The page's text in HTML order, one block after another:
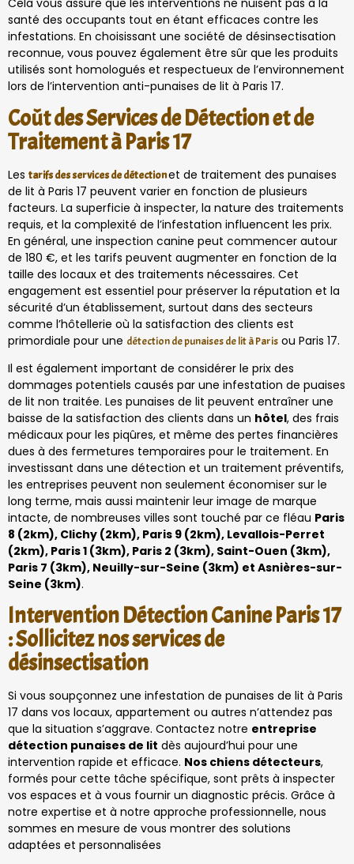
Cela vous assure que les interventions ne nuisent pas à la
santé des occupants tout en étant efficaces contre les
infestations. En choisissant une société de désinsectisation
reconnue, vous pouvez également être sûr que les produits
utilisés sont homologués et respectueux de l’environnement
lors de l’intervention anti-punaises de lit à Paris 17.
Coût des Services de Détection et de
Traitement à Paris 17
Les tarifs des services de détectionet de traitement des punaises
de lit à Paris 17 peuvent varier en fonction de plusieurs
facteurs. La superficie à inspecter, la nature des traitements
requis, et la complexité de l’infestation influencent les prix.
En général, une inspection canine peut commencer autour
de 180 €, et les tarifs peuvent augmenter en fonction de la
taille des locaux et des traitements nécessaires. Cet
engagement est essentiel pour préserver la réputation et la
sécurité d’un établissement, surtout dans des secteurs
comme l’hôtellerie où la satisfaction des clients est
primordiale pour une détection de punaises de lit à Paris ou Paris 17.
Il est également important de considérer le prix des
dommages potentiels causés par une infestation de puaises
de lit non traitée. Les punaises de lit peuvent entraîner une
baisse de la satisfaction des clients dans un hôtel, des frais
médicaux pour les piqûres, et même des pertes financières
dues à des fermetures temporaires pour le traitement. En
investissant dans une détection et un traitement préventifs,
les entreprises peuvent non seulement économiser sur le
long terme, mais aussi maintenir leur image de marque
intacte, de nombreuses villes sont touché par ce fléau Paris
8 (2km), Clichy (2km), Paris 9 (2km), Levallois-Perret
(2km), Paris 1 (3km), Paris 2 (3km), Saint-Ouen (3km),
Paris 7 (3km), Neuilly-sur-Seine (3km) et Asnières-sur-
Seine (3km).
Intervention Détection Canine Paris 17
: Sollicitez nos services de
désinsectisation
Si vous soupçonnez une infestation de punaises de lit à Paris
17 dans vos locaux, appartement ou autres n’attendez pas
que la situation s’aggrave. Contactez notre entreprise
détection punaises de lit dès aujourd’hui pour une
intervention rapide et efficace. Nos chiens détecteurs,
formés pour cette tâche spécifique, sont prêts à inspecter
vos espaces et à vous fournir un diagnostic précis. Grâce à
notre expertise et à notre approche professionnelle, nous
sommes en mesure de vous montrer des solutions
adaptées et personnalisées